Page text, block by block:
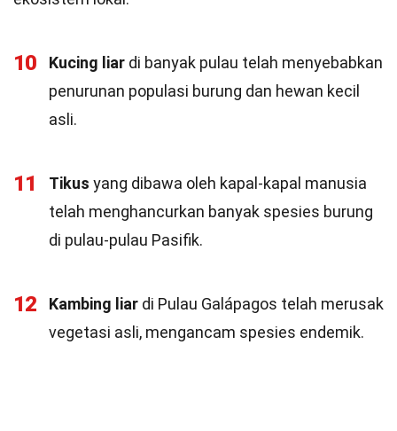
10 Kucing liar di banyak pulau telah menyebabkan
penurunan populasi burung dan hewan kecil
asli.
11 Tikus yang dibawa oleh kapal-kapal manusia
telah menghancurkan banyak spesies burung
di pulau-pulau Pasifik.
12 Kambing liar di Pulau Galápagos telah merusak
vegetasi asli, mengancam spesies endemik.